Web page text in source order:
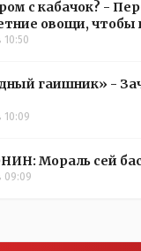
с кабачок? -
овощи, чтобы
10:50
- Зачем здесь два
10:09
Мораль сей
09:09